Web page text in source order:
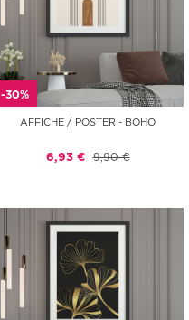
-30%
AFFICHE / POSTER - BOHO
6,93 € 9,90 €